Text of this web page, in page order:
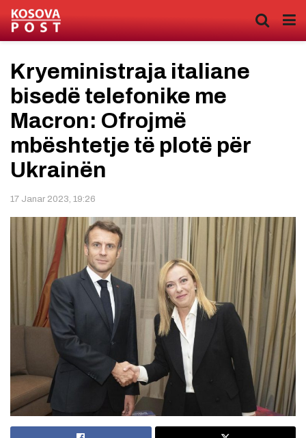
Kryeministraja italiane
bisedë telefonike me
Macron: Ofrojmë
mbështetje të plotë për
Ukrainën
17 Janar 2023, 19:26